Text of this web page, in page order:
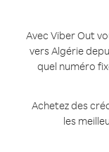
Avec Viber Out
vers Algérie
quel numéro
Achetez des
les